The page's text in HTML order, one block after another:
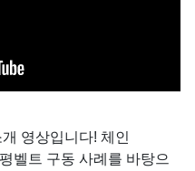
영상입니다! 체인
벨트 구동 사례를 바탕으